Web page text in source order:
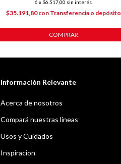
6 x $6.517,00 sin interés
$35.191,80con Transferencia o depósito
COMPRAR
Información Relevante
Acerca de nosotros
Compará nuestras líneas
Usos y Cuidados
Inspiracion